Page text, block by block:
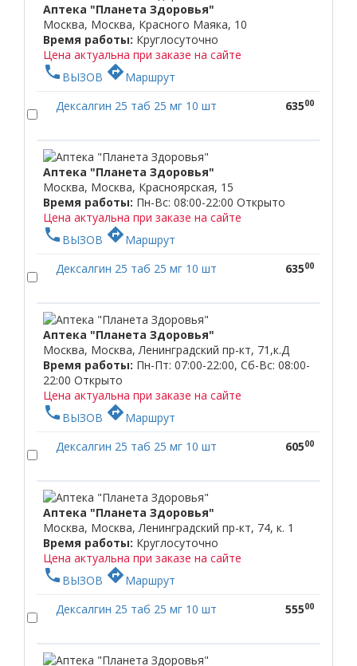
Аптека "Планета Здоровья"
Москва, Москва, Красного Маяка, 10
Время работы: Круглосуточно
Цена актуальна при заказе на сайте
phone ВЫЗОВ directionsМаршрут
Дексалгин 25 таб 25 мг 10 шт
63500
Аптека "Планета Здоровья"
Москва, Москва, Красноярская, 15
Время работы: Пн-Вс: 08:00-22:00 Открыто
Цена актуальна при заказе на сайте
phone ВЫЗОВ directionsМаршрут
Дексалгин 25 таб 25 мг 10 шт
63500
Аптека "Планета Здоровья"
Москва, Москва, Ленинградский пр-кт, 71,к.Д
Время работы: Пн-Пт: 07:00-22:00, Сб-Вс: 08:00-
22:00 Открыто
Цена актуальна при заказе на сайте
phone ВЫЗОВ directionsМаршрут
Дексалгин 25 таб 25 мг 10 шт
60500
Аптека "Планета Здоровья"
Москва, Москва, Ленинградский пр-кт, 74, к. 1
Время работы: Круглосуточно
Цена актуальна при заказе на сайте
phone ВЫЗОВ directionsМаршрут
Дексалгин 25 таб 25 мг 10 шт
55500